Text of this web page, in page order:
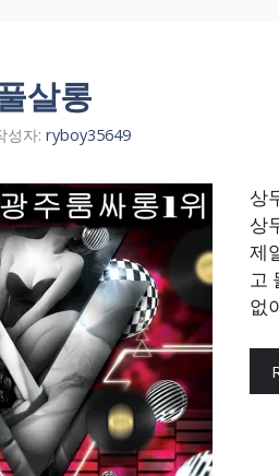
살롱
성자: ryboy35649
상
상
제
고
없